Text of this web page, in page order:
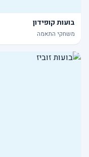
בועות קופידון
משחקי התאמה